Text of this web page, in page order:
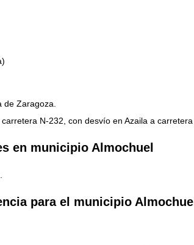
de Zaragoza.
N-232, con desvío en Azaila a
en municipio Almochuel
para el municipio